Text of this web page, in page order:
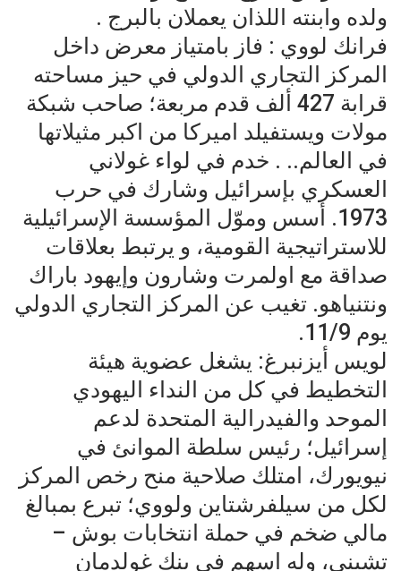
ولده وابنته اللذان يعملان بالبرج .
فرانك لووي : فاز بامتياز معرض داخل
المركز التجاري الدولي في حيز مساحته
قرابة 427 ألف قدم مربعة؛ صاحب شبكة
مولات ويستفيلد اميركا من اكبر مثيلاتها
في العالم.. . خدم في لواء غولاني
العسكري بإسرائيل وشارك في حرب
1973. أسس وموّل المؤسسة الإسرائيلية
للاستراتيجية القومية، و يرتبط بعلاقات
صداقة مع اولمرت وشارون وإيهود باراك
ونتنياهو. تغيب عن المركز التجاري الدولي
يوم 11/9.
لويس أيزنبرغ: يشغل عضوية هيئة
التخطيط في كل من النداء اليهودي
الموحد والفيدرالية المتحدة لدعم
إسرائيل؛ رئيس سلطة الموانئ في
نيويورك، امتلك صلاحية منح رخص المركز
لكل من سيلفرشتاين ولووي؛ تبرع بمبالغ
مالي ضخم في حملة انتخابات بوش –
تشيني، وله اسهم في بنك غولدمان